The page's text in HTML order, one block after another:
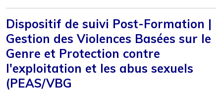
Dispositif de suivi Post-Formation |
Gestion des Violences Basées sur le
Genre et Protection contre
l'exploitation et les abus sexuels
(PEAS/VBG